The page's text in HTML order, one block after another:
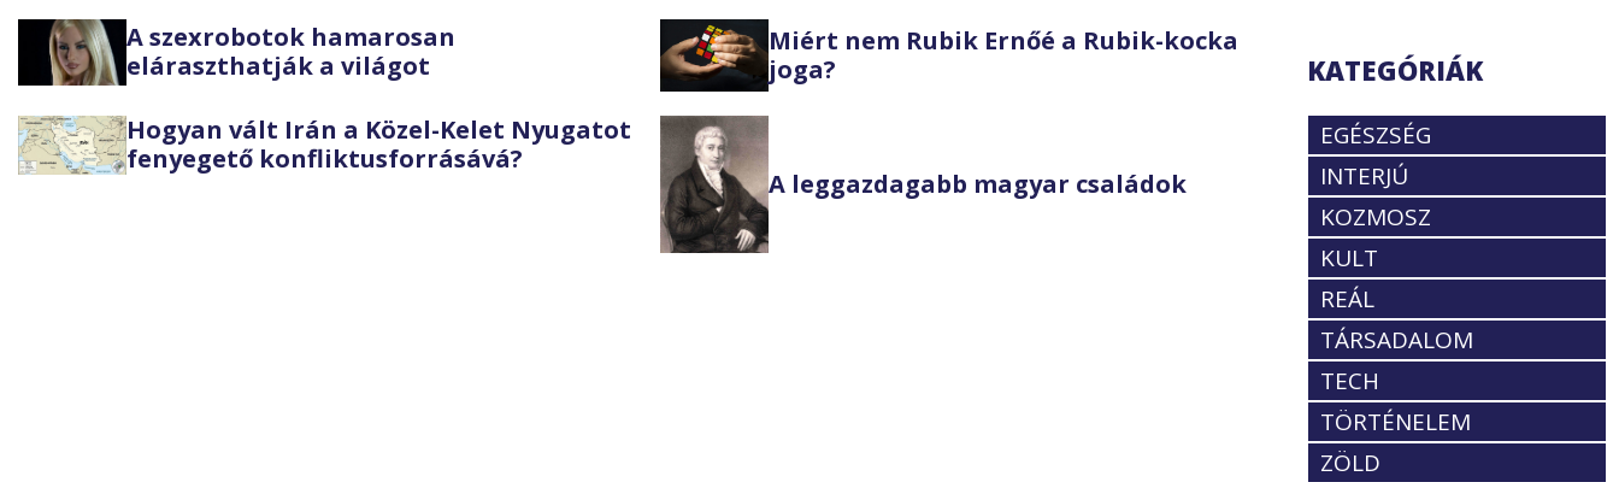
A szexrobotok hamarosan
eláraszthatják a világot
Miért nem Rubik Ernőé a Rubik-kocka
joga?
Hogyan vált Irán a Közel-Kelet Nyugatot
fenyegető konfliktusforrásává?
A leggazdagabb magyar családok
KATEGÓRIÁK
EGÉSZSÉG
INTERJÚ
KOZMOSZ
KULT
REÁL
TÁRSADALOM
TECH
TÖRTÉNELEM
ZÖLD